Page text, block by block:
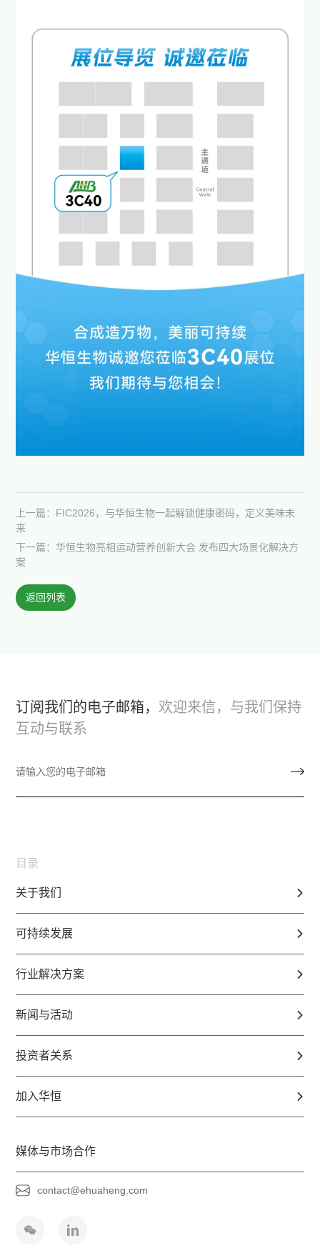
上一篇：FIC2026，与华恒生物一起解锁健康密码，定义美味未
来
下一篇：华恒生物亮相运动营养创新大会 发布四大场景化解决方
案
返回列表
订阅我们的电子邮箱， 欢迎来信，与我们保持
互动与联系
目录
关于我们
可持续发展
行业解决方案
新闻与活动
投资者关系
加入华恒
媒体与市场合作
contact@ehuaheng.com